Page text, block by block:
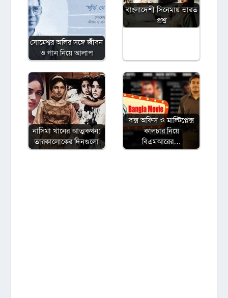
সোমেশ্বর অলির সঙ্গে জীবন
ও গান নিয়ে আলাপ
বাংলাদেশী সিনেমায় ভারত
প্রশ্ন
নাসিমা খানের আত্মকথন:
তারকালোকের দিনগুলো
বক্স অফিস ও মাল্টিপ্লেক্স
কালচার নিয়ে
বিএমআরের…